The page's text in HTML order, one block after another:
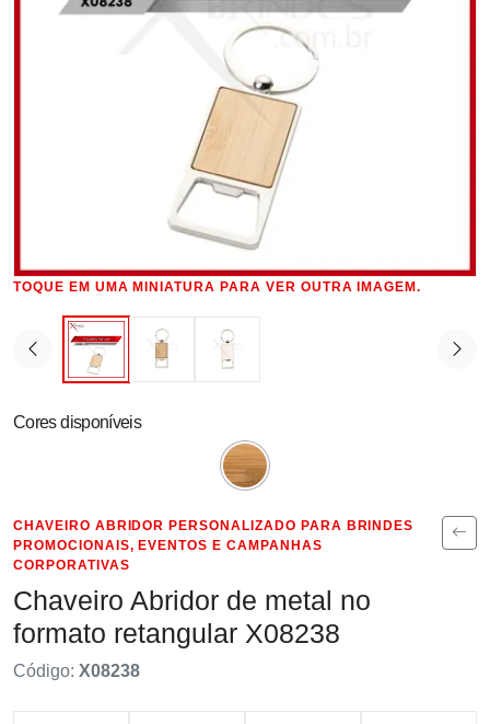
TOQUE EM UMA MINIATURA PARA VER OUTRA IMAGEM.
Cores disponíveis
CHAVEIRO ABRIDOR PERSONALIZADO PARA BRINDES
PROMOCIONAIS, EVENTOS E CAMPANHAS
CORPORATIVAS
Chaveiro Abridor de metal no
formato retangular X08238
Código: X08238